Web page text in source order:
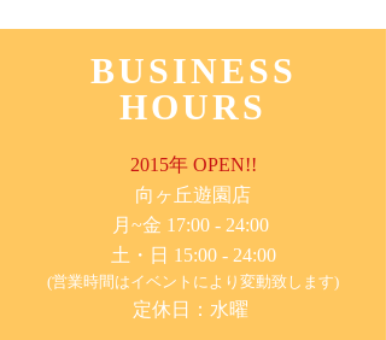
BUSINESS
HOURS
2015年 OPEN!!
​向ヶ丘遊園店
月~金 17:00 - 24:00
土・日 15:00 - 24:00
(営業時間はイベントにより変動致します)
定休日：水曜